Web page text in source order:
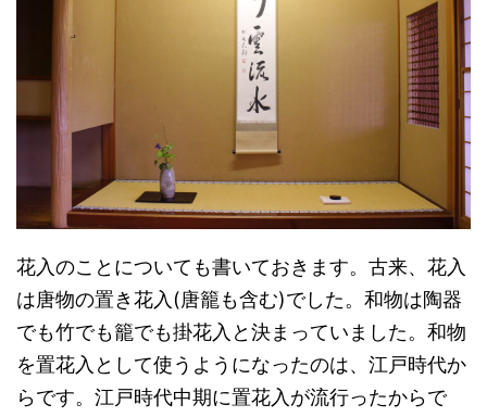
花入のことについても書いておきます。古来、花入
は唐物の置き花入(唐籠も含む)でした。和物は陶器
でも竹でも籠でも掛花入と決まっていました。和物
を置花入として使うようになったのは、江戸時代か
らです。江戸時代中期に置花入が流行ったからで